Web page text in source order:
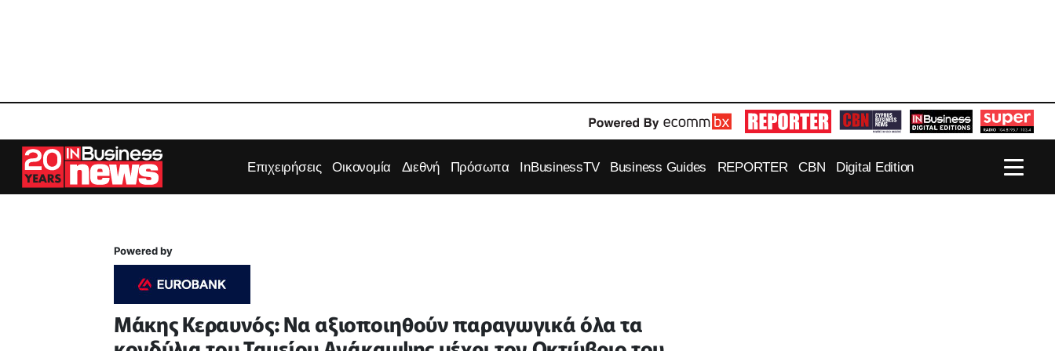
Επιχειρήσεις Οικονομία Διεθνή Πρόσωπα InBusinessTV Business Guides REPORTER CBN Digital Edition
Powered by
Μάκης Κεραυνός: Να αξιοποιηθούν παραγωγικά όλα τα